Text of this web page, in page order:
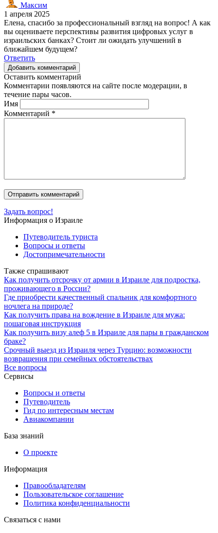
Максим
1 апреля 2025
Елена, спасибо за профессиональный взгляд на вопрос! А как
вы оцениваете перспективы развития цифровых услуг в
израильских банках? Стоит ли ожидать улучшений в
ближайшем будущем?
Ответить
Добавить комментарий
Оставить комментарий
Комментарии появляются на сайте после модерации, в
течение пары часов.
Имя
Комментарий *
Задать вопрос!
Информация о Израиле
Путеводитель туриста
Вопросы и ответы
Достопримечательности
Также спрашивают
Как получить отсрочку от армии в Израиле для подростка,
проживающего в России?
Где приобрести качественный спальник для комфортного
ночлега на природе?
Как получить права на вождение в Израиле для мужа:
пошаговая инструкция
Как получить визу алеф 5 в Израиле для пары в гражданском
браке?
Срочный выезд из Израиля через Турцию: возможности
возвращения при семейных обстоятельствах
Все вопросы
Сервисы
Вопросы и ответы
Путеводитель
Гид по интересным местам
Авиакомпании
База знаний
О проекте
Информация
Правообладателям
Пользовательское соглашение
Политика конфиденциальности
Связаться с нами